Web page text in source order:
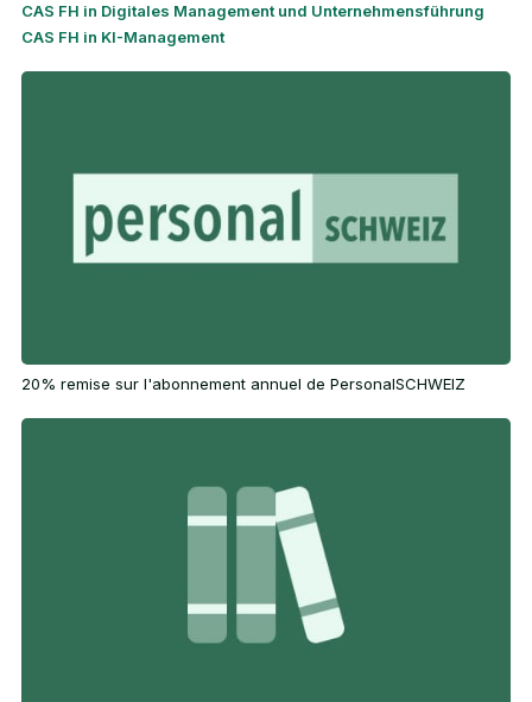
CAS FH in Digitales Management und Unternehmensführung
CAS FH in KI-Management
20% remise sur l'abonnement annuel de PersonalSCHWEIZ